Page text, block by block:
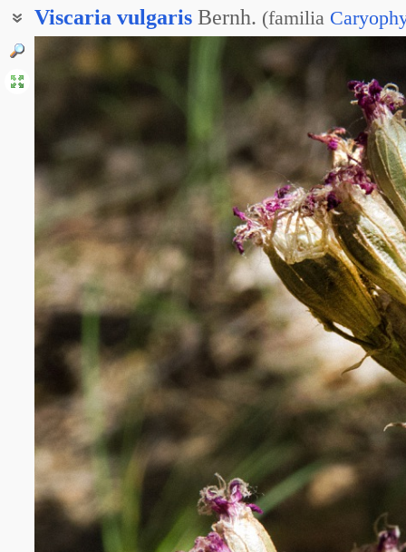
Viscaria vulgaris Bernh. (familia
Зорька клейкая
Лихнис обыкновенный
Смолка обыкновенная
Стерис клейкий